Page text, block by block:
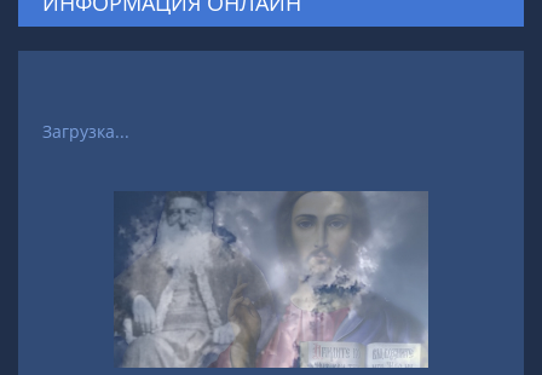
Загрузка...